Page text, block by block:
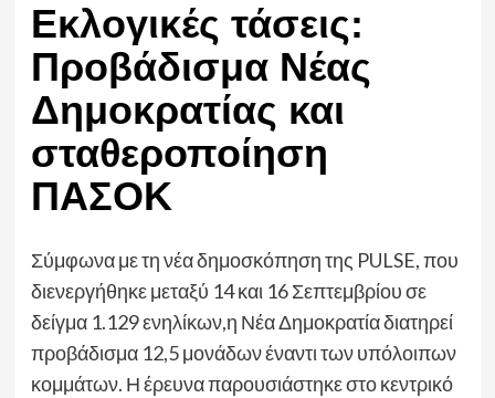
Εκλογικές τάσεις:
Προβάδισμα Νέας
Δημοκρατίας και
σταθεροποίηση
ΠΑΣΟΚ
Σύμφωνα με τη νέα δημοσκόπηση της PULSE, που
διενεργήθηκε μεταξύ 14 και 16 Σεπτεμβρίου σε
δείγμα 1.129 ενηλίκων,η Νέα Δημοκρατία διατηρεί
προβάδισμα 12,5 μονάδων έναντι των υπόλοιπων
κομμάτων. Η έρευνα παρουσιάστηκε στο κεντρικό